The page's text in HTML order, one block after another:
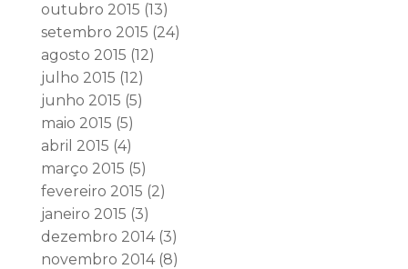
outubro 2015 (13)
setembro 2015 (24)
agosto 2015 (12)
julho 2015 (12)
junho 2015 (5)
maio 2015 (5)
abril 2015 (4)
março 2015 (5)
fevereiro 2015 (2)
janeiro 2015 (3)
dezembro 2014(3)
novembro 2014(8)